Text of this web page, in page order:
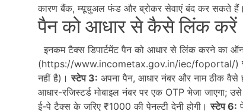
कारण बैंक, म्यूचुअल फंड और ब्रोकर सेवाएं बंद कर सकते हैं।
पैन को आधार से कैसे लिंक करें
इनकम टैक्स डिपार्टमेंट पैन को आधार से लिंक करने का
(https://www.incometax.gov.in/iec/foportal/)
नहीं है)।स्टेप 3: अपना पैन, आधार नंबर और नाम ठीक
आधार-रजिस्टर्ड मोबाइल नंबर पर एक OTP भेजा जाएगा;
ई-पे टैक्स के जरिए ₹1000 की पेनल्टी देनी होगी।स्टेप 6: